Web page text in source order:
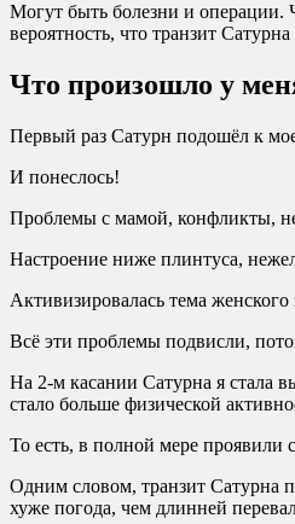
Могут быть болезни и операции.
вероятность, что транзит
Что произошло у
Первый раз Сатурн подошёл к
И понеслось!
Проблемы с мамой, конфликты,
Настроение ниже плинтуса,
Активизировалась тема
Всё эти проблемы подвисли,
На 2-м касании Сатурна я стала
стало больше физической
То есть, в полной мере проявили
Одним словом, транзит Сатурна
хуже погода, чем длинней